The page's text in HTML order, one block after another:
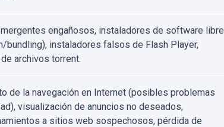
engañosos, instaladores de software libre
bundling), instaladores falsos de Flash Player,
archivos torrent.
de la navegación en Internet (posibles problemas
visualización de anuncios no deseados,
a sitios web sospechosos, pérdida de